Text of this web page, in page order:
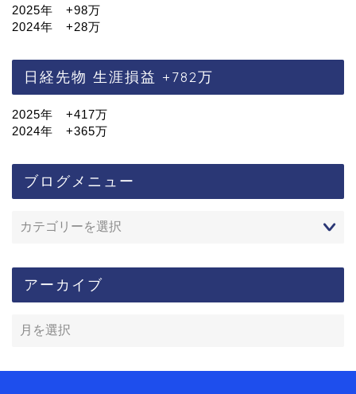
2025年 +98万
2024年 +28万
日経先物 生涯損益 +782万
2025年 +417万
2024年 +365万
ブログメニュー
アーカイブ